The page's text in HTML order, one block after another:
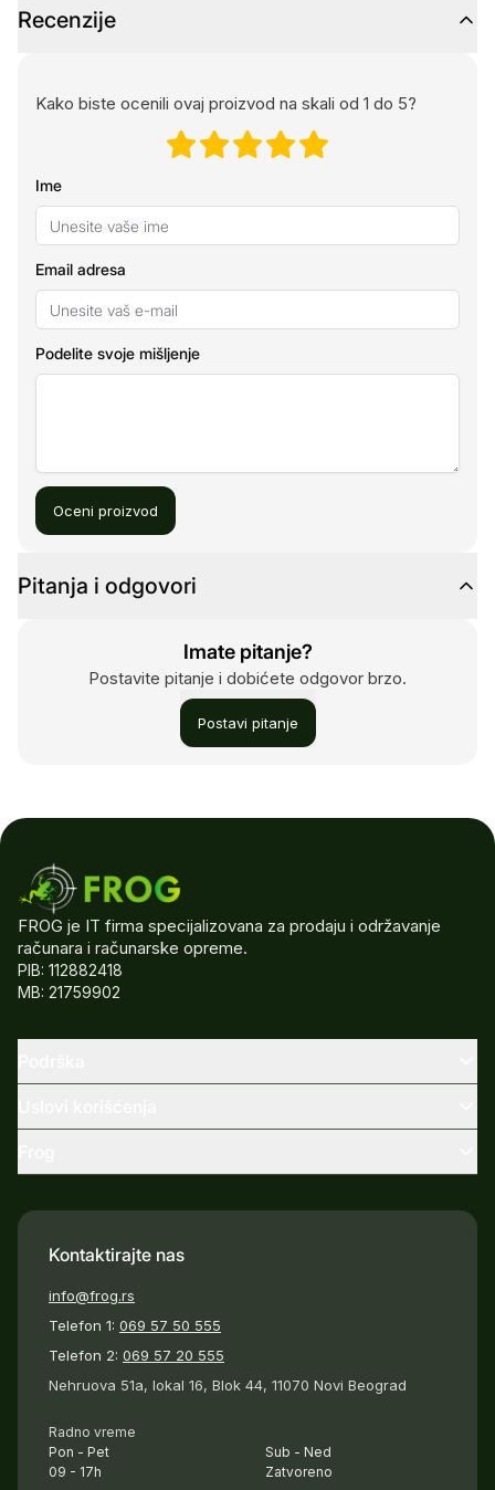
Recenzije
Kako biste ocenili ovaj proizvod na skali od 1 do 5?
Ime
Email adresa
Podelite svoje mišljenje
Oceni proizvod
Pitanja i odgovori
Imate pitanje?
Postavite pitanje i dobićete odgovor brzo.
Postavi pitanje
FROG je IT firma specijalizovana za prodaju i održavanje
računara i računarske opreme.
PIB: 112882418
MB: 21759902
Kontaktirajte nas
info@frog.rs
Telefon 1: 069 57 50 555
Telefon 2: 069 57 20 555
Nehruova 51a, lokal 16, Blok 44, 11070 Novi Beograd
Radno vreme
Pon - Pet
09 - 17h
Sub - Ned
Zatvoreno